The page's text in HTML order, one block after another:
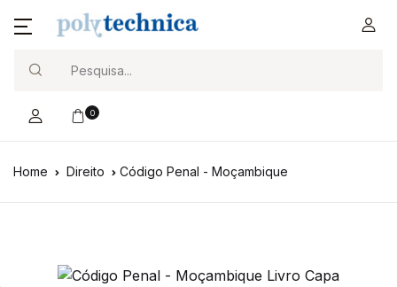
0
Home Direito Código Penal - Moçambique